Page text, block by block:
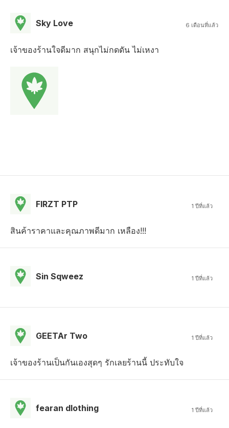
Sky Love 6 เดือนที่แล้ว
เจ้าของร้านใจดีมาก สนุกไม่กดดัน ไม่เหงา
FIRZT PTP 1 ปีที่แล้ว
สินค้าราคาและคุณภาพดีมาก เหลือง!!!
Sin Sqweez 1 ปีที่แล้ว
GEETAr Two 1 ปีที่แล้ว
เจ้าของร้านเป็นกันเองสุดๆ รักเลยร้านนี้ ประทับใจ
fearan dlothing 1 ปีที่แล้ว